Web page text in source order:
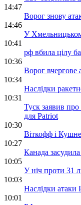
14:47
Ворог знову
14:46
У
10:41
рф вбила цілу
10:36
Ворог вчергове
10:34
Наслідки
10:31
Туск заявив
для Patriot
10:30
Віткофф і
10:27
Канада
10:05
У ніч проти 31
10:03
Наслідки
10:01